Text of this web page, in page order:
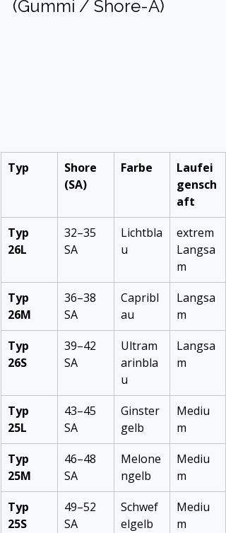
(Gummi / Shore-A)
Typ
Shore
(SA)
Farbe
Laufei
gensch
aft
Typ
26L
32–35
SA
Lichtbla
u
extrem
Langsa
m
Typ
26M
36–38
SA
Capribl
au
Langsa
m
Typ
26S
39–42
SA
Ultram
arinbla
u
Langsa
m
Typ
25L
43–45
SA
Ginster
gelb
Mediu
m
Typ
25M
46–48
SA
Melone
ngelb
Mediu
m
Typ
25S
49–52
SA
Schwef
elgelb
Mediu
m